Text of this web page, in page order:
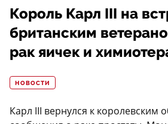
Король Карл III на
британским
рак яичек и
НОВОСТИ
Карл III вернулся к королевским